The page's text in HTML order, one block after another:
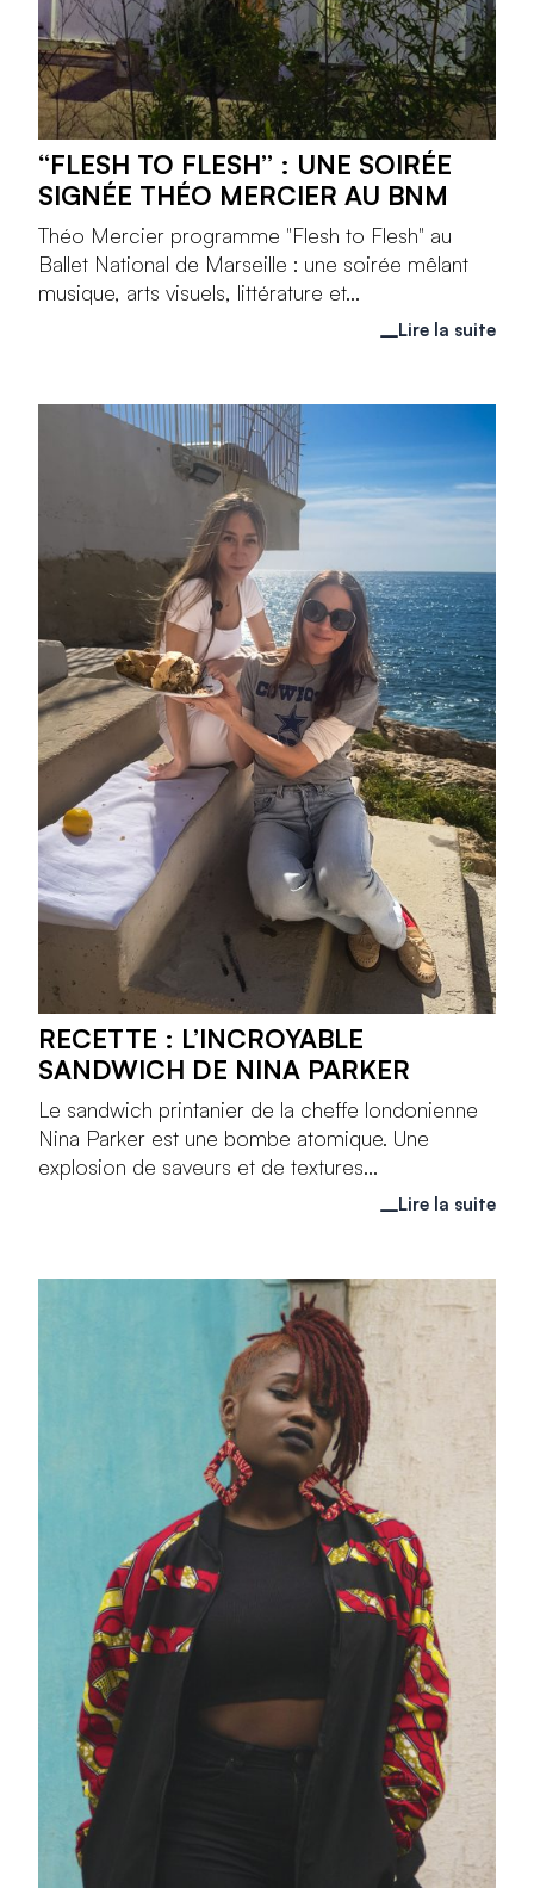
“FLESH TO FLESH” : UNE SOIRÉE
SIGNÉE THÉO MERCIER AU BNM
Théo Mercier programme "Flesh to Flesh" au
Ballet National de Marseille : une soirée mêlant
musique, arts visuels, littérature et...
Lire la suite
RECETTE : L’INCROYABLE
SANDWICH DE NINA PARKER
Le sandwich printanier de la cheffe londonienne
Nina Parker est une bombe atomique. Une
explosion de saveurs et de textures...
Lire la suite